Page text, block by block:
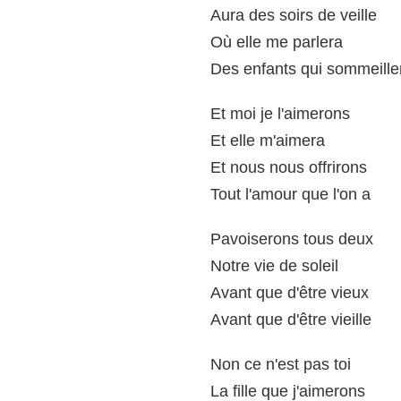
Aura des soirs de veille
Où elle me parlera
Des enfants qui
Et moi je l'aimerons
Et elle m'aimera
Et nous nous offrirons
Tout l'amour que l'on a
Pavoiserons tous deux
Notre vie de soleil
Avant que d'être vieux
Avant que d'être vieille
Non ce n'est pas toi
La fille que j'aimerons